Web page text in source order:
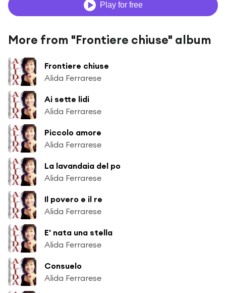
Play for free
More from "Frontiere chiuse" album
Frontiere chiuse
Alida Ferrarese
Ai sette lidi
Alida Ferrarese
Piccolo amore
Alida Ferrarese
La lavandaia del po
Alida Ferrarese
Il povero e il re
Alida Ferrarese
E' nata una stella
Alida Ferrarese
Consuelo
Alida Ferrarese